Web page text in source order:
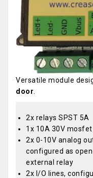
Versatile module
door
2x relays SPST 5A
1x 10A 30V
2x 0-10V analog
configured as
external relay
2x I/O lines,